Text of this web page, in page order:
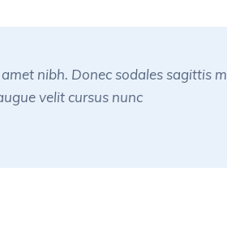
nibh. Donec sodales sagittis
velit cursus nunc